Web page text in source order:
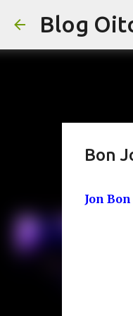
Blog
Bon
Jon Bon